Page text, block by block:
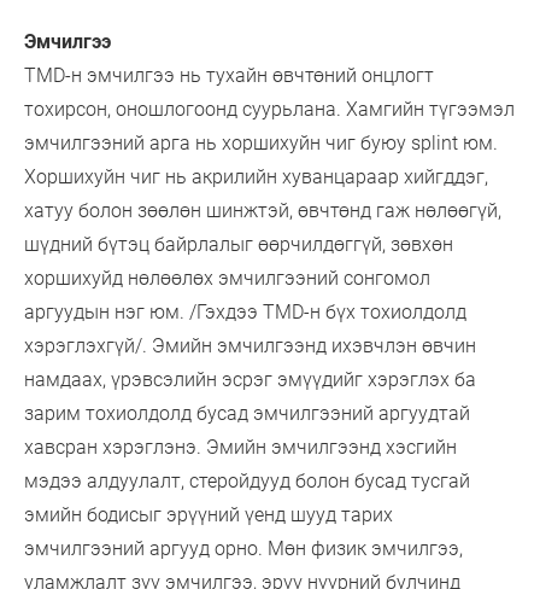
Эмчилгээ
TMD-н эмчилгээ нь тухайн өвчтөний онцлогт
тохирсон, оношлогоонд суурьлана. Хамгийн түгээмэл
эмчилгээний арга нь хоршихуйн чиг буюу splint юм.
Хоршихуйн чиг нь акрилийн хуванцараар хийгддэг,
хатуу болон зөөлөн шинжтэй, өвчтөнд гаж нөлөөгүй,
шүдний бүтэц байрлалыг өөрчилдөггүй, зөвхөн
хоршихуйд нөлөөлөх эмчилгээний сонгомол
аргуудын нэг юм. /Гэхдээ TMD-н бүх тохиолдолд
хэрэглэхгүй/. Эмийн эмчилгээнд ихэвчлэн өвчин
намдаах, үрэвсэлийн эсрэг эмүүдийг хэрэглэх ба
зарим тохиолдолд бусад эмчилгээний аргуудтай
хавсран хэрэглэнэ. Эмийн эмчилгээнд хэсгийн
мэдээ алдуулалт, стеройдууд болон бусад тусгай
эмийн бодисыг эрүүний үенд шууд тарих
эмчилгээний аргууд орно. Мөн физик эмчилгээ,
уламжлалт зүү эмчилгээ, эрүү нүүрний булчинд